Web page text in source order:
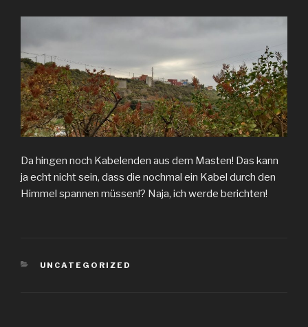
Da hingen noch Kabelenden aus dem Masten! Das kann
ja echt nicht sein, dass die nochmal ein Kabel durch den
Himmel spannen müssen!? Naja, ich werde berichten!
KATEGORIEN
UNCATEGORIZED